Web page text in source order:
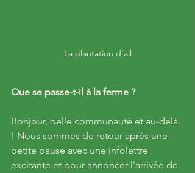
La plantation d'ail
Que se passe-t-il à la ferme ?
Bonjour, belle communauté et au-delà
! Nous sommes de retour après une
petite pause avec une infolettre
excitante et pour annoncer l'arrivée de